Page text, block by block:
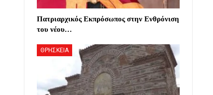
Πατριαρχικός Εκπρόσωπος στην Ενθρόνιση
του νέου…
ΘΡΗΣΚΕΙΑ